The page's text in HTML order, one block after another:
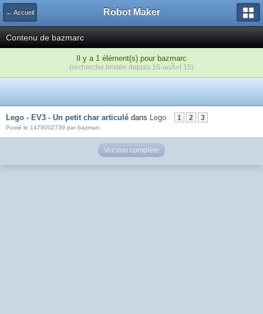
← Accueil Robot Maker
Contenu de bazmarc
Il y a 1 élément(s) pour bazmarc
(recherche limitée depuis 16-aoÃ»t 15)
Lego - EV3 - Un petit char articulé dans Lego 1 2 3
Posté le 1479002739 par bazmarc
Version complète